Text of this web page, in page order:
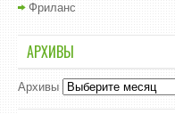
Фриланс
АРХИВЫ
Архивы